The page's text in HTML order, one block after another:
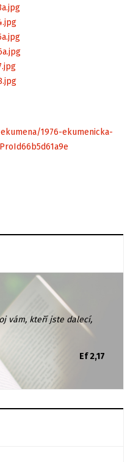
1976-ekumenicka-
vám, kteří jste dalecí,
Ef 2,17